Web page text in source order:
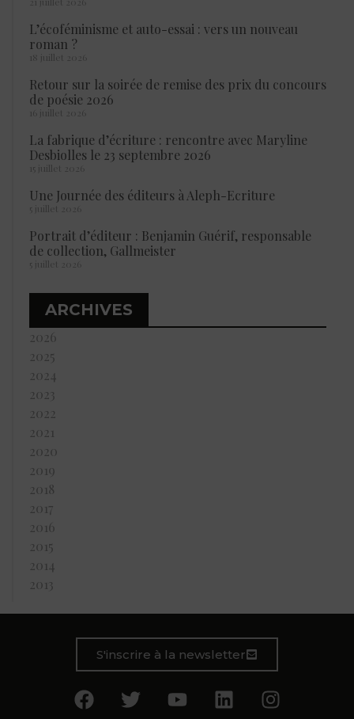
L’écoféminisme et auto-essai : vers un nouveau
roman ?
18 juillet 2026
Retour sur la soirée de remise des prix du concours
de poésie 2026
16 juillet 2026
La fabrique d’écriture : rencontre avec Maryline
Desbiolles le 23 septembre 2026
15 juillet 2026
Une Journée des éditeurs à Aleph-Ecriture
5 juillet 2026
Portrait d’éditeur : Benjamin Guérif, responsable
de collection, Gallmeister
5 juillet 2026
ARCHIVES
2026
2025
2024
2023
2022
2021
2020
2019
2018
2017
2016
2015
2014
2013
S'inscrire à la newsletter